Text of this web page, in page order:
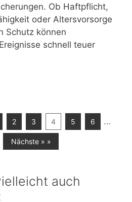
Ob Haftpflicht,
oder Altersvorsorge
Schutz können
schnell teuer
2 3 4 5 6 …
Nächste » »
auch